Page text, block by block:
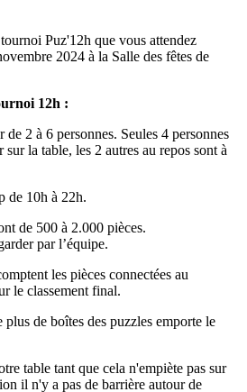
Puz'12h que vous attendez
2024 à la Salle des fêtes de
12h :
de 2 à 6 personnes. Seules 4 personnes
la table, les 2 autres au repos sont à
de 10h à 22h.
de 500 à 2.000 pièces.
par l’équipe.
les pièces connectées au
le classement final.
de boîtes des puzzles emporte le
table tant que cela n'empiète pas sur
il n'y a pas de barrière autour de